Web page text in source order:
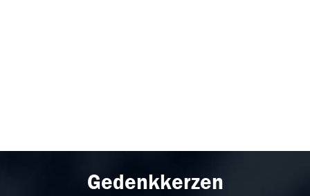
Gedenkkerzen